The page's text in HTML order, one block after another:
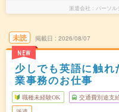
派遣会社 パーソ
未読
NEW
掲載日 2026/08/07
少しでも英語に触
業事務のお仕事
職種未経験OK 交通費別途支